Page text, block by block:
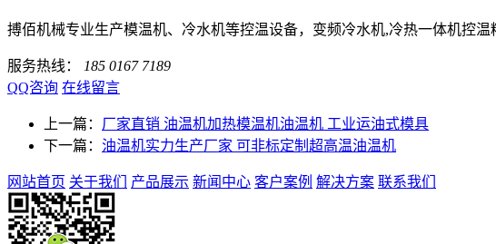
搏佰机械专业生产模温机、冷水机等控温设备，变频冷水机,冷热一体机控
服务热线：
185 0167 7189
QQ咨询 在线留言
上一篇： 厂家直销 油温机加热模温机油温机 工业运油式模具
下一篇： 油温机实力生产厂家 可非标定制超高温油温机
网站首页 关于我们 产品展示 新闻中心 客户案例 解决方案 联系我们